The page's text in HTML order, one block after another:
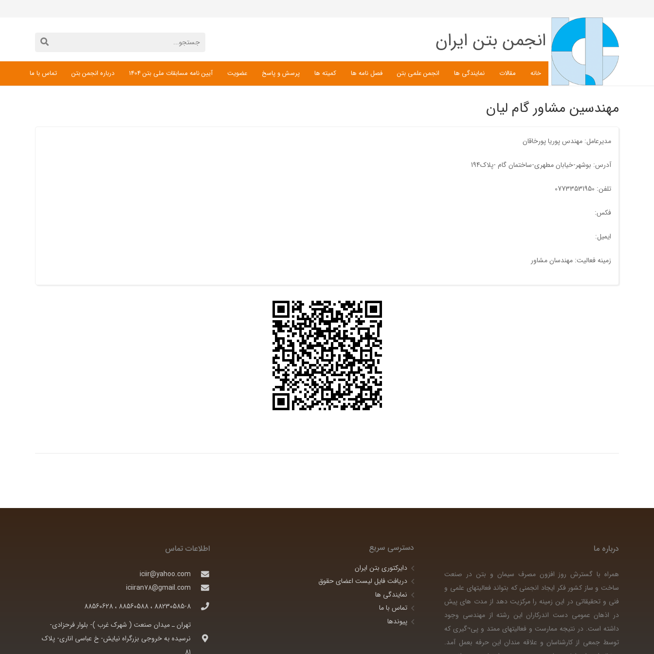
انجمن بتن ایران
خانه مقالات نمایندگی ها انجمن علمی بتن فصل نامه ها کمیته ها پرسش و پاسخ عضویت آیین نامه مسابقات ملی بتن 1404 درباره انجمن بتن تماس با ما
مهندسین مشاور گام لیان
مدیرعامل: مهندس پوریا پورخاقان
آدرس: بوشهر-خیابان مطهری-ساختمان گام -پلاک194
تلفن: 07733531950
فکس:
ایمیل:
زمینه فعالیت: مهندسان مشاور
درباره ما
همراه با گسترش روز افزون مصرف سیمان و بتن در صنعت
ساخت و ساز کشور فکر ایجاد انجمنی که بتواند فعالیتهای علمی و
فنی و تحقیقاتی در این زمینه را مرکزیت دهد از مدت های پیش
در اذهان عمومی دست اندرکاران این رشته از مهندسی وجود
داشته است. در نتیجه ممارست و فعالیتهای ممتد و پی¬گیری که
توسط جمعی از کارشناسان و علاقه مندان این حرفه بعمل آمد.
دسترسی سریع
دایرکتوری بتن ایران
دریافت فایل لیست اعضای حقوق
نمایندگی ها
تماس با ما
پیوندها
اطلاعات تماس
iciir@yahoo.com
iciiran78@gmail.com
88230585-8 ، 88560588 ، 88560628
تهران ـ ميدان صنعت ( شهرک غرب )- بلوار فرحزادی-
نرسيده به خروجی بزرگراه نيايش- خ عباسی اناری- پلاک